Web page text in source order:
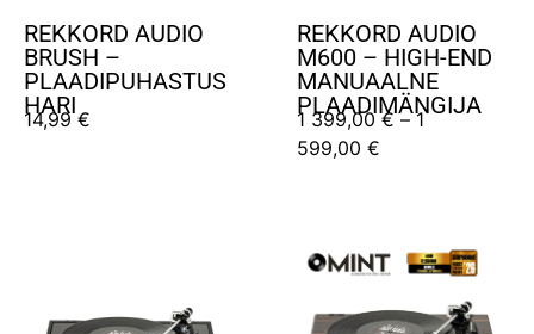
REKKORD AUDIO
BRUSH –
PLAADIPUHASTUS
HARI
14,99€
REKKORD AUDIO
M600 – HIGH-END
MANUAALNE
PLAADIMÄNGIJA
1 399,00€ – 1
599,00 €